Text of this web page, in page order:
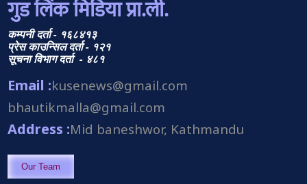
गुड लिंक मिडिया प्रा.ली.
कम्पनी दर्ता - १६८४१३
प्रेस काउन्सिल दर्ता - १२१
सूचना विभाग दर्ता - ४८१
Email :kusenews@gmail.com
bhautikmalla@gmail.com
Address :Mid baneshwor, Kathmandu
Our Team